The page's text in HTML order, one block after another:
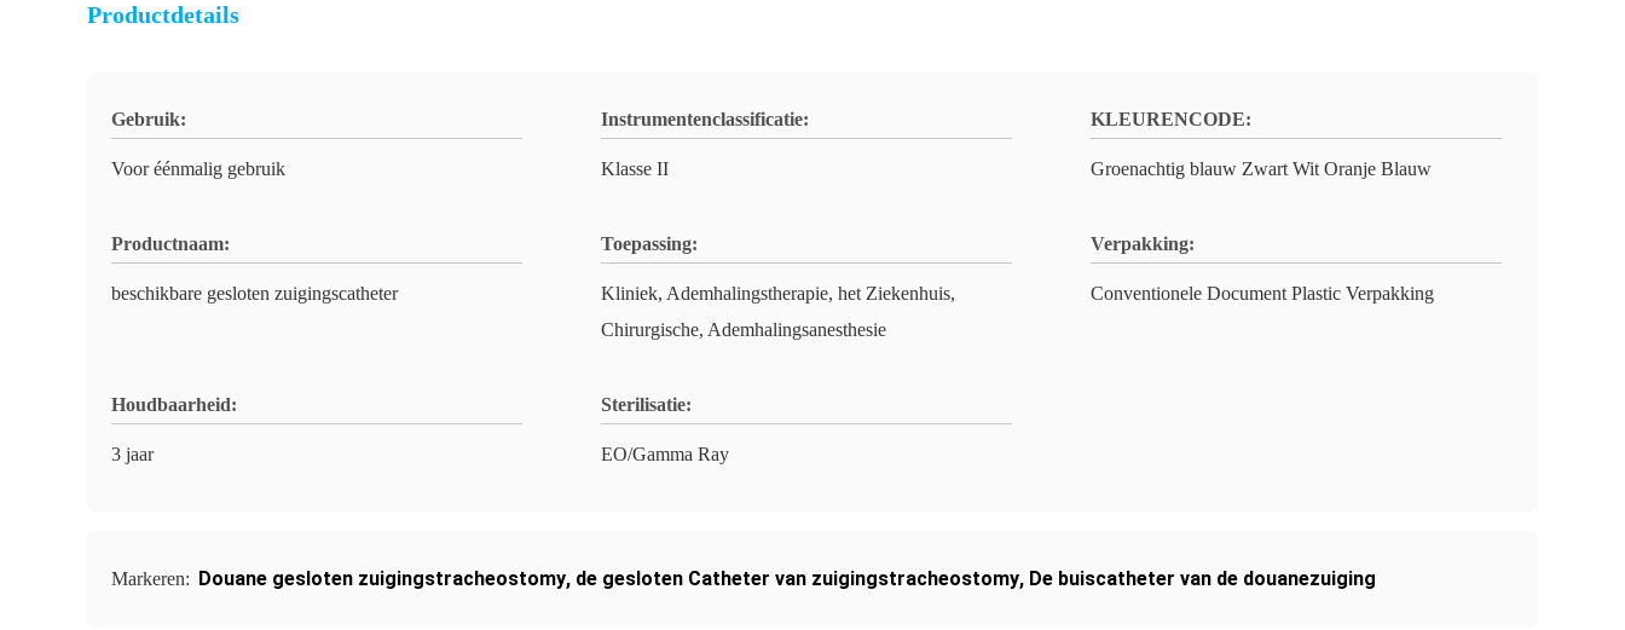
Productdetails
Gebruik:
Voor éénmalig gebruik
Instrumentenclassificatie:
Klasse II
KLEURENCODE:
Groenachtig blauw Zwart Wit Oranje Blauw
Productnaam:
beschikbare gesloten zuigingscatheter
Toepassing:
Kliniek, Ademhalingstherapie, het Ziekenhuis,
Chirurgische, Ademhalingsanesthesie
Verpakking:
Conventionele Document Plastic Verpakking
Houdbaarheid:
3 jaar
Sterilisatie:
EO/Gamma Ray
Markeren: Douane gesloten zuigingstracheostomy, de gesloten Catheter van zuigingstracheostomy, De buiscatheter van de douanezuiging